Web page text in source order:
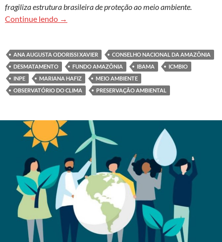
fragiliza estrutura brasileira de proteção ao meio ambiente.
Continue lendo Covid-19 e meio-ambiente: qual boiada está
→
ANA AUGUSTA ODORISSI XAVIER
CONSELHO NACIONAL DA AMAZÔNIA
DESMATAMENTO
FUNDO AMAZÔNIA IBAMA
ICMBIO
INPE
MARIANA HAFIZ
MEIO AMBIENTE
OBSERVATÓRIO DO CLIMA
PRESERVAÇÃO AMBIENTAL